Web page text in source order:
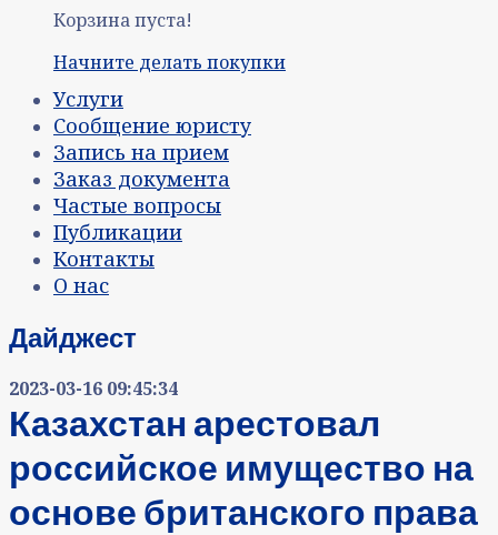
Корзина пуста!
Начните делать покупки
Услуги
Сообщение юристу
Запись на прием
Заказ документа
Частые вопросы
Публикации
Контакты
О нас
Дайджест
2023-03-16 09:45:34
Казахстан арестовал
российское имущество на
основе британского права